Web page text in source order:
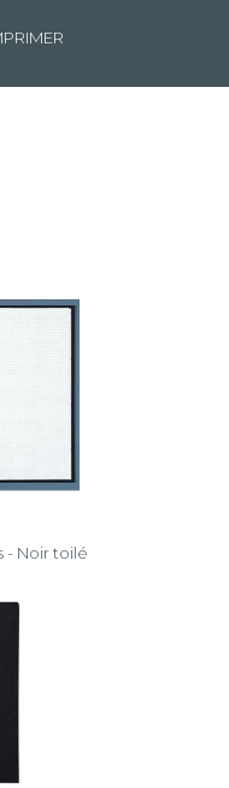
- Noir toilé